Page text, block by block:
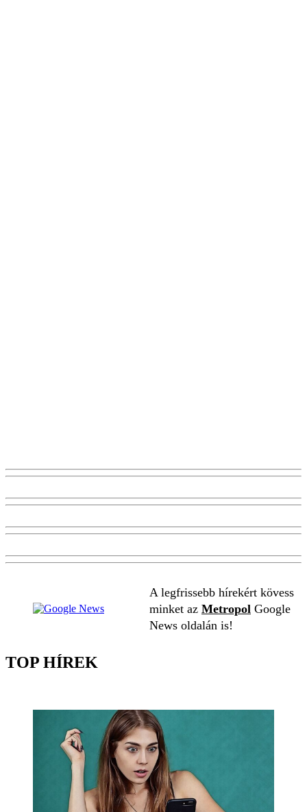
A legfrissebb hírekért kövess
minket az Metropol Google
News oldalán is!
TOP HÍREK